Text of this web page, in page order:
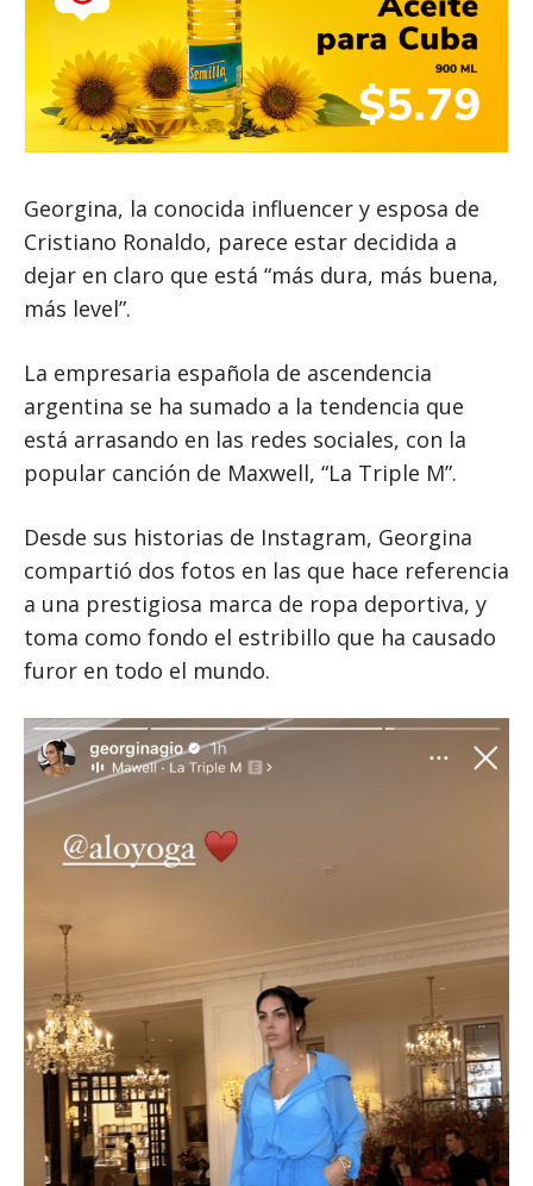
Georgina, la conocida influencer y esposa de
Cristiano Ronaldo, parece estar decidida a
dejar en claro que está “más dura, más buena,
más level”.
La empresaria española de ascendencia
argentina se ha sumado a la tendencia que
está arrasando en las redes sociales, con la
popular canción de Maxwell, “La Triple M”.
Desde sus historias de Instagram, Georgina
compartió dos fotos en las que hace referencia
a una prestigiosa marca de ropa deportiva, y
toma como fondo el estribillo que ha causado
furor en todo el mundo.